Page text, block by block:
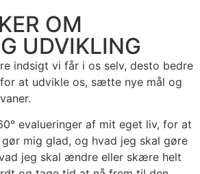
OM
UDVIKLING
indsigt vi får i os selv, desto bedre
at udvikle os, sætte nye mål og
evalueringer af mit eget liv, for at
mig glad, og hvad jeg skal gøre
jeg skal ændre eller skære helt